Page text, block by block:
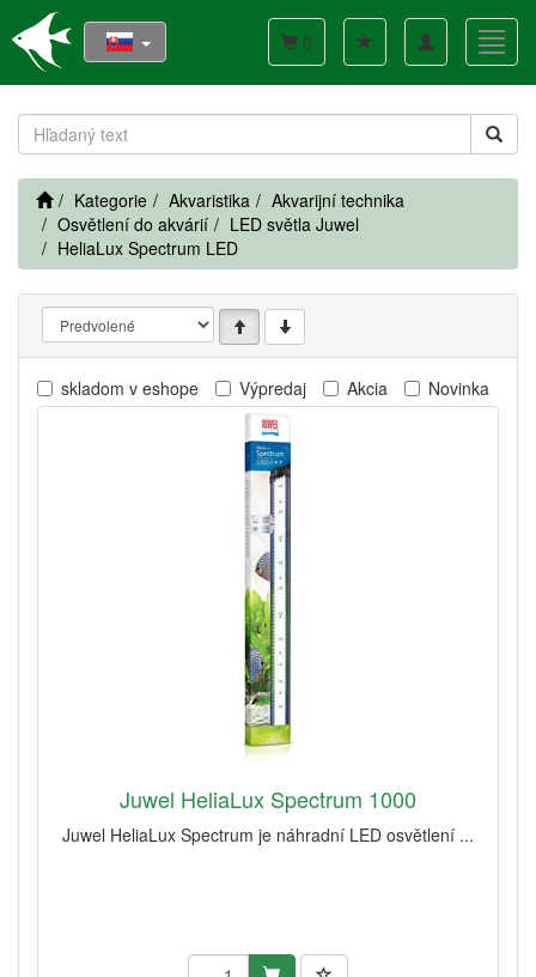
Toggle
navigation
0
Kategorie Akvaristika
Akvarijní technika
Osvětlení do akvárií
LED světla Juwel
HeliaLux Spectrum LED
skladom v eshope Výpredaj Akcia Novinka
Juwel HeliaLux Spectrum 1000
Juwel HeliaLux Spectrum je náhradní LED osvětlení ...